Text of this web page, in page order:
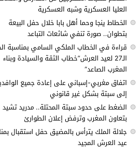
العليا العسكرية وشبه العسكرية
الخطاط ينجا وحما أهل بابا خلال حفل البيعة
بتطوان.. صورة تنفي شائعات التباعد
قراءة في الخطاب الملكي السامي بمناسبة
الـ27 لعيد العرش”خطاب الثقة والسيادة وبناء
المغرب الصاعد”
اتفاق مغربي-إسباني على إعادة جميع
إلى سبتة بشكل غير قانوني
الضغط على حدود سبتة المحتلة.. مدريد تشيد
بتعاون المغرب وترفض إعلان الطوارئ
جلالة الملك يترأس بالمضيق حفل استقبال
عيد العرش المجيد